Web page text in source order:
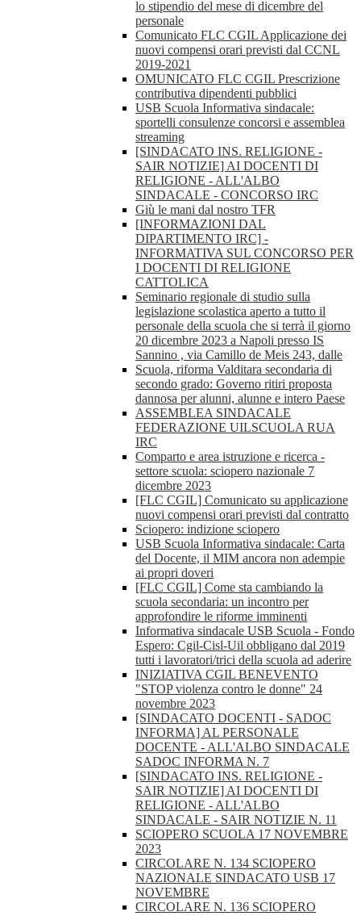
lo stipendio del mese di dicembre del
personale
Comunicato FLC CGIL Applicazione dei
nuovi compensi orari previsti dal CCNL
2019-2021
OMUNICATO FLC CGIL Prescrizione
contributiva dipendenti pubblici
USB Scuola Informativa sindacale:
sportelli consulenze concorsi e assemblea
streaming
[SINDACATO INS. RELIGIONE -
SAIR NOTIZIE] AI DOCENTI DI
RELIGIONE - ALL'ALBO
SINDACALE - CONCORSO IRC
Giù le mani dal nostro TFR
[INFORMAZIONI DAL
DIPARTIMENTO IRC] -
INFORMATIVA SUL CONCORSO PER
I DOCENTI DI RELIGIONE
CATTOLICA
Seminario regionale di studio sulla
legislazione scolastica aperto a tutto il
personale della scuola che si terrà il giorno
20 dicembre 2023 a Napoli presso IS
Sannino , via Camillo de Meis 243, dalle
Scuola, riforma Valditara secondaria di
secondo grado: Governo ritiri proposta
dannosa per alunni, alunne e intero Paese
ASSEMBLEA SINDACALE
FEDERAZIONE UILSCUOLA RUA
IRC
Comparto e area istruzione e ricerca -
settore scuola: sciopero nazionale 7
dicembre 2023
[FLC CGIL] Comunicato su applicazione
nuovi compensi orari previsti dal contratto
Sciopero: indizione sciopero
USB Scuola Informativa sindacale: Carta
del Docente, il MIM ancora non adempie
ai propri doveri
[FLC CGIL] Come sta cambiando la
scuola secondaria: un incontro per
approfondire le riforme imminenti
Informativa sindacale USB Scuola - Fondo
Espero: Cgil-Cisl-Uil obbligano dal 2019
tutti i lavoratori/trici della scuola ad aderire
INIZIATIVA CGIL BENEVENTO
"STOP violenza contro le donne" 24
novembre 2023
[SINDACATO DOCENTI - SADOC
INFORMA] AL PERSONALE
DOCENTE - ALL'ALBO SINDACALE
SADOC INFORMA N. 7
[SINDACATO INS. RELIGIONE -
SAIR NOTIZIE] AI DOCENTI DI
RELIGIONE - ALL'ALBO
SINDACALE - SAIR NOTIZIE N. 11
SCIOPERO SCUOLA 17 NOVEMBRE
2023
CIRCOLARE N. 134 SCIOPERO
NAZIONALE SINDACATO USB 17
NOVEMBRE
CIRCOLARE N. 136 SCIOPERO